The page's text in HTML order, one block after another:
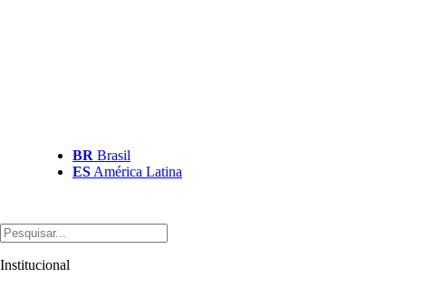
BR Brasil
ES América Latina
Institucional